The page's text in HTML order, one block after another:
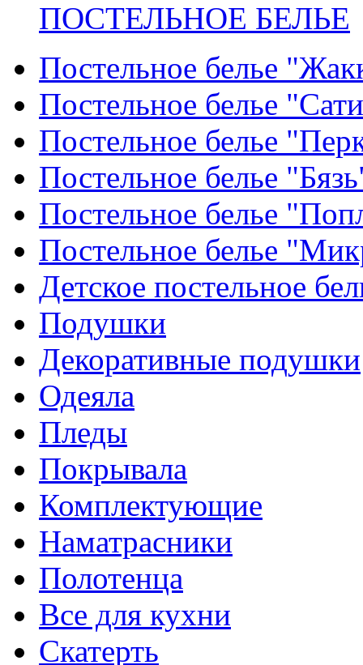
ПОСТЕЛЬНОЕ БЕЛЬЕ
Постельное белье
Постельное белье
Постельное белье
Постельное белье
Постельное белье
Постельное белье
Детское постельное
Подушки
Декоративные подушки
Одеяла
Пледы
Покрывала
Комплектующие
Наматрасники
Полотенца
Все для кухни
Скатерть